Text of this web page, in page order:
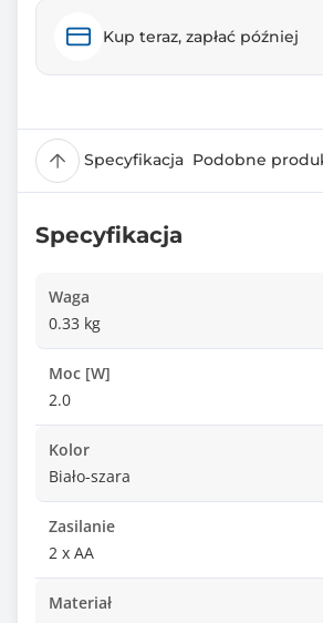
Kup teraz, zapłać później
Specyfikacja Podobne
Specyfikacja
Waga
0.33 kg
Moc [W]
2.0
Kolor
Biało-szara
Zasilanie
2 x AA
Materiał